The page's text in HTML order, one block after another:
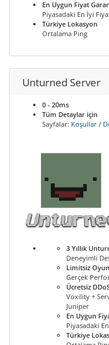
En Uygun Fiyat
Piyasadaki En İyi
Türkiye Lokasyon
Ortalama Ping
Unturned Server
0 - 20ms
Tüm Detaylar için
Sayfalar: Koşullar /
3 Yıllık
Deneyimli
Limitsiz
Gerçek
Ücretsiz
Voxility +
Juniper
En Uygun
Piyasadaki
Türkiye